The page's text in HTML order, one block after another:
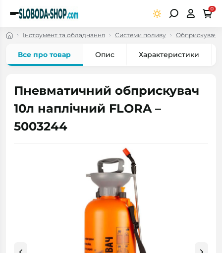
0
Інструмент та обладнання Системи поливу Обприскувачі
Все про товар Опис Характеристики
Пневматичний обприскувач
10л наплічний FLORA –
5003244